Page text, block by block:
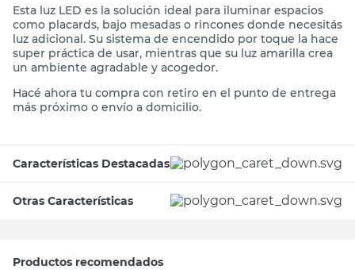
Esta luz LED es la solución ideal para iluminar espacios
como placards, bajo mesadas o rincones donde necesitás
luz adicional. Su sistema de encendido por toque la hace
super práctica de usar, mientras que su luz amarilla crea
un ambiente agradable y acogedor.
Hacé ahora tu compra con retiro en el punto de entrega
más próximo o envío a domicilio.
Características Destacadas
Otras Características
Productos recomendados